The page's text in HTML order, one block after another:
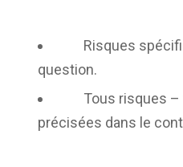
Risques
question.
Tous risques –
précisées dans le